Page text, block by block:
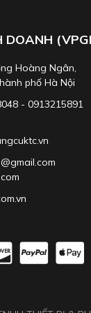
lần lượt: 100mm
Hoàng Ngân,
phố Hà Nội
- 0913215891